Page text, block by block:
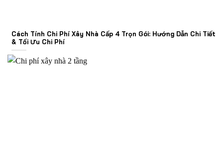
Cách Tính Chi Phí Xây Nhà Cấp 4 Trọn Gói: Hướng Dẫn Chi Tiết
& Tối Ưu Chi Phí